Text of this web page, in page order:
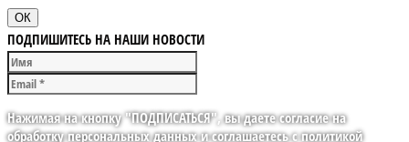
ОК
ПОДПИШИТЕСЬ НА НАШИ НОВОСТИ
Нажимая на кнопку "ПОДПИСАТЬСЯ", вы даете согласие на
обработку персональных данных и соглашаетесь с политикой